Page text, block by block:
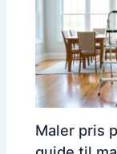
Maler pris